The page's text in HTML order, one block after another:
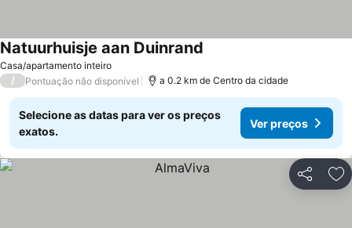
Casa/apartamento inteiro
Natuurhuisje aan Duinrand
/ Pontuação não disponível a 0.2 km de Centro da cidade
Selecione as datas para ver os preços
exatos.
Ver preços
Partilhar